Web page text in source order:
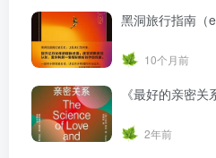
黑洞旅行指南（
10个月前
《最好的亲密关
2年前